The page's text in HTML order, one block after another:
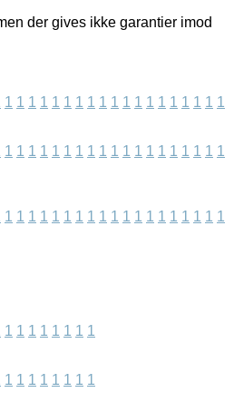
der gives ikke garantier imod
1 1 1 1 1 1 1 1 1 1 1 1 1 1 1 1 1 1 1
1 1 1 1 1 1 1 1 1 1 1 1 1 1 1 1 1 1 1
1 1 1 1 1 1 1 1 1 1 1 1 1 1 1 1 1 1 1
1 1 1 1 1 1 1 1
1 1 1 1 1 1 1 1